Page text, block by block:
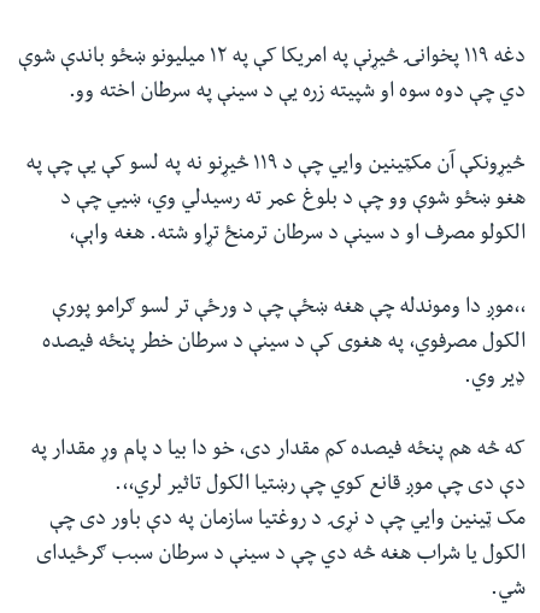
دغه ۱۱۹ پخوانۍ څیړنې په امریکا کې په ۱۲ میلیونو ښځو باندې شوې
دي چې دوه سوه او شپیته زره یې د سینې په سرطان اخته وو.
څیړونکې آن مکټینین وايي چې د ۱۱۹ څیړنو نه په لسو کې یې چې په
هغو ښځو شوې وو چې د بلوغ عمر ته رسیدلي وي، ښيي چې د
الکولو مصرف او د سینې د سرطان ترمنځ تړاو شته. هغه واېې،
،،موږ دا وموندله چې هغه ښځې چې د ورځې تر لسو ګرامو پورې
الکول مصرفوي، په هغوی کې د سینې د سرطان خطر پنځه فیصده
ډیر وي.
که څه هم پنځه فیصده کم مقدار دی، خو دا بیا د پام وړ مقدار په
دې دی چې موږ قانع کوي چې رښتیا الکول تاثیر لري،،.
مک ټینین وايي چې د نړۍ د روغتیا سازمان په دې باور دی چې
الکول یا شراب هغه څه دي چې د سینې د سرطان سبب ګرځیدای
شي.